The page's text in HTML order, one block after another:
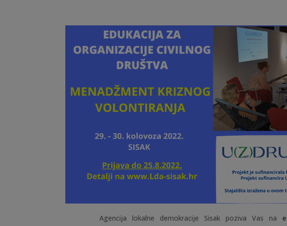
Agencija lokalne demokracije Sisak poziva Vas na